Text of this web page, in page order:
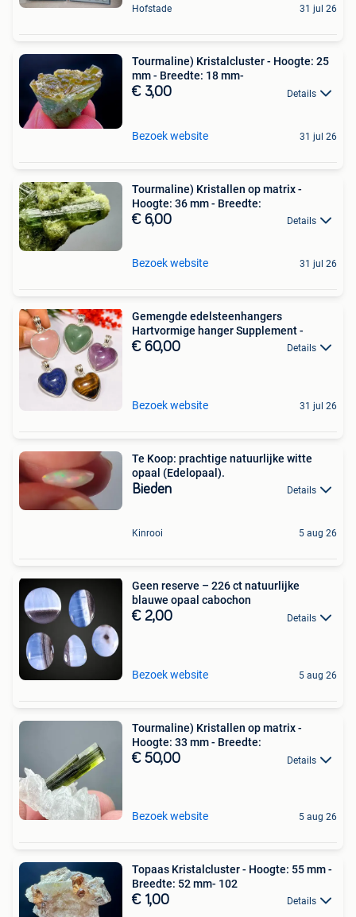
Hofstade 31 jul 26
Tourmaline) Kristalcluster - Hoogte: 25
mm - Breedte: 18 mm-
€ 3,00 Details
Bezoek website 31 jul 26
Tourmaline) Kristallen op matrix -
Hoogte: 36 mm - Breedte:
€ 6,00 Details
Bezoek website 31 jul 26
Gemengde edelsteenhangers
Hartvormige hanger Supplement -
€ 60,00 Details
Bezoek website 31 jul 26
Te Koop: prachtige natuurlijke witte
opaal (Edelopaal).
Bieden Details
Kinrooi 5 aug 26
Geen reserve – 226 ct natuurlijke
blauwe opaal cabochon
€ 2,00 Details
Bezoek website 5 aug 26
Tourmaline) Kristallen op matrix -
Hoogte: 33 mm - Breedte:
€ 50,00 Details
Bezoek website 5 aug 26
Topaas Kristalcluster - Hoogte: 55 mm -
Breedte: 52 mm- 102
€ 1,00 Details